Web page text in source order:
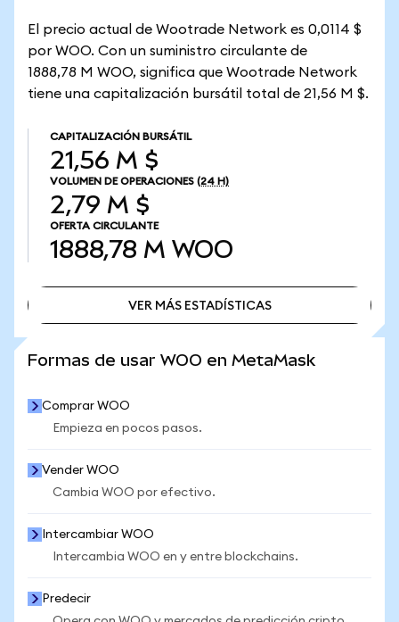
El precio actual de Wootrade Network es 0,0114 $
por WOO. Con un suministro circulante de
1888,78 M WOO, significa que Wootrade Network
tiene una capitalización bursátil total de 21,56 M $.
CAPITALIZACIÓN BURSÁTIL
21,56 M $
VOLUMEN DE OPERACIONES (24 H)
2,79 M $
OFERTA CIRCULANTE
1888,78 M WOO
VER MÁS ESTADÍSTICAS
Formas de usar WOO en MetaMask
Comprar WOO
Empieza en pocos pasos.
Vender WOO
Cambia WOO por efectivo.
Intercambiar WOO
Intercambia WOO en y entre blockchains.
Predecir